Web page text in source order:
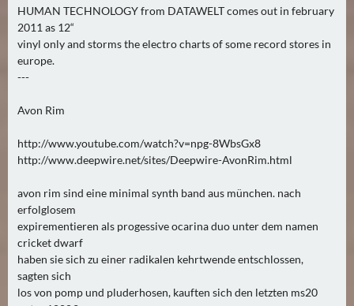
HUMAN TECHNOLOGY from DATAWELT comes out in february
2011 as 12“
vinyl only and storms the electro charts of some record stores in
europe.
---
Avon Rim
http://www.youtube.com/watch?v=npg-8WbsGx8
http://www.deepwire.net/sites/Deepwire-AvonRim.html
avon rim sind eine minimal synth band aus münchen. nach
erfolglosem
expirementieren als progessive ocarina duo unter dem namen
cricket dwarf
haben sie sich zu einer radikalen kehrtwende entschlossen,
sagten sich
los von pomp und pluderhosen, kauften sich den letzten ms20